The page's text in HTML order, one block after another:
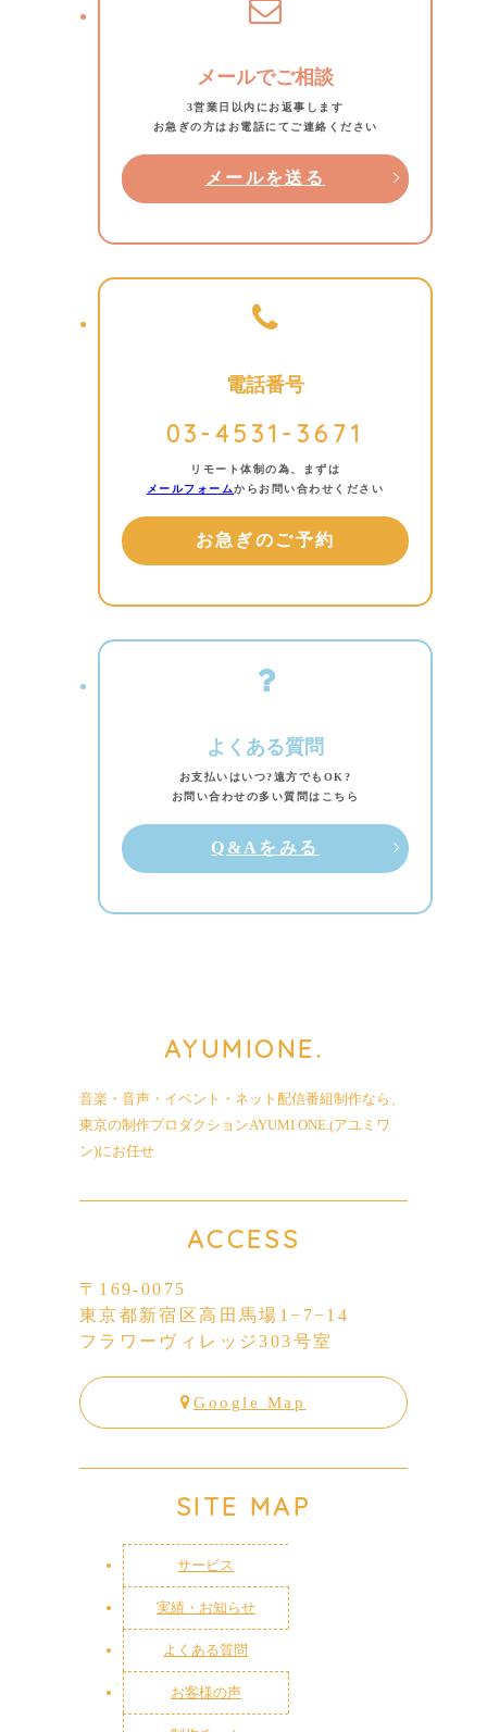
メールでご相談
3営業日以内にお返事します
お急ぎの方はお電話にてご連絡ください
メールを送る
電話番号
03-4531-3671
リモート体制の為、まずは
メールフォームからお問い合わせください
お急ぎのご予約
よくある質問
お支払いはいつ?遠方でもOK?
お問い合わせの多い質問はこちら
Q&Aをみる
AYUMIONE.
音楽・音声・イベント・ネット配信番組制作なら、
東京の制作プロダクションAYUMI ONE.(アユミワ
ン)にお任せ
ACCESS
〒169-0075
東京都新宿区高田馬場1−7−14
フラワーヴィレッジ303号室
Google Map
SITE MAP
サービス
実績・お知らせ
よくある質問
お客様の声